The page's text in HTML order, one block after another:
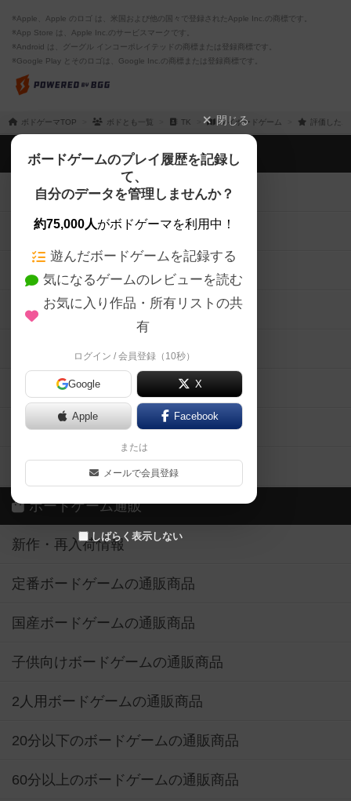
※Apple、Apple のロゴ は、米国および他の国々で登録されたApple Inc.の商標です。
※App Store は、Apple Inc.のサービスマークです。
※Android は、グーグル インコーポレイテッドの商標または登録商標です。
※Google Play とそのロゴは、Google Inc.の商標または登録商標です。
ボドゲーマTOP ボドとも一覧 TK マイボードゲーム 評価した
閉じる
ボードゲームのプレイ履歴を記録し
て、
自分のデータを管理しませんか？
約75,000人がボドゲーマを利用中！
遊んだボードゲームを記録する
気になるゲームのレビューを読む
お気に入り作品・所有リストの共
有
ログイン / 会員登録（10秒）
Google X
Apple Facebook
または
メールで会員登録
しばらく表示しない
ボドゲーマTOP
ボードゲームを検索する
ボードゲームの新着レビュー
ボードゲーム会情報
メカニクス特集
掲示板・トピックス
ボドとも・会員一覧
ボードゲーム業界コラム
ボドゲーマご利用案内
ボードゲーム通販
新作・再入荷情報
定番ボードゲームの通販商品
国産ボードゲームの通販商品
子供向けボードゲームの通販商品
2人用ボードゲームの通販商品
20分以下のボードゲームの通販商品
60分以上のボードゲームの通販商品